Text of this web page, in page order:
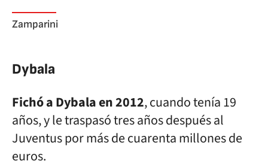
Zamparini
Dybala
Fichó a Dybala en 2012, cuando tenía 19
años, y le traspasó tres años después al
Juventus por más de cuarenta millones de
euros.